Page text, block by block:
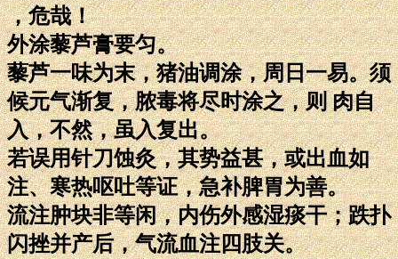
，危哉！
外涂藜芦膏要匀。
藜芦一味为末，猪油调涂，周日一易。须
候元气渐复，脓毒将尽时涂之，则 肉自
入，不然，虽入复出。
若误用针刀蚀灸，其势益甚，或出血如
注、寒热呕吐等证，急补脾胃为善。
流注肿块非等闲，内伤外感湿痰干；跌扑
闪挫并产后，气流血注四肢关。